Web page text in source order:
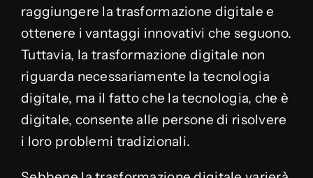
raggiungere la trasformazione digitale e
ottenere i vantaggi innovativi che seguono.
Tuttavia, la trasformazione digitale non
riguarda necessariamente la tecnologia
digitale, ma il fatto che la tecnologia, che è
digitale, consente alle persone di risolvere
i loro problemi tradizionali.